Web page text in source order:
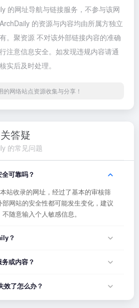
的网址导航与链接服务，不参与该网
的资源与内容均由所属方独立
。聚资源 不对该外部链接内容的准确
注意信息安全。如发现违规内容请通
实后及时处理。
网络站点资源收集与分享！
答疑
的常见问题
可靠吗？
站收录的网址，经过了基本的审核筛
网站的安全性都可能发生变化，建议
随意输入个人敏感信息。
？
器地址栏输入正确的网址。如果遇到无
或内容？
户发现和整理优质网站资源，具体网
运营方负责。
了怎么办？
内容已变更，您可以使用页面上的